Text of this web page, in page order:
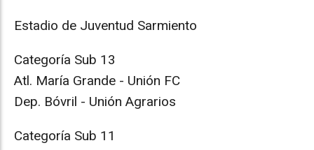
Estadio de Juventud Sarmiento
Categoría Sub 13
Atl. María Grande - Unión FC
Dep. Bóvril - Unión Agrarios
Categoría Sub 11